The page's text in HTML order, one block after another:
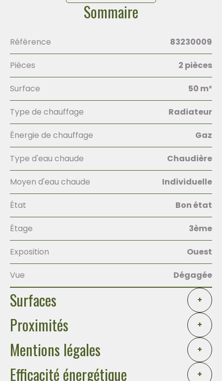
Sommaire
Référence 83230009
Pièces 2 pièces
Surface 50 m²
Type de chauffage Radiateur
Énergie de chauffage Gaz
Type d'eau chaude Chaudière
Moyen d'eau chaude Individuelle
État Bon état
Étage 3ème
Exposition Ouest
Vue Dégagée
Surfaces +
Proximités +
Mentions légales +
Efficacité énergétique +